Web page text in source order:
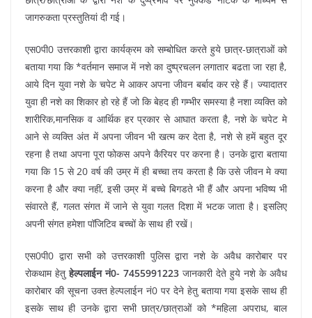
जागरुकता प्रस्तुतियां दी गई।
एस0पी0 उत्तरकाशी द्वारा कार्यक्रम को सम्बोधित करते हुये छात्र-छात्राओं को
बताया गया कि *वर्तमान समाज में नशे का दुष्प्रचलन लगातार बढता जा रहा है,
आये दिन युवा नशे के चपेट मे आकर अपना जीवन बर्बाद कर रहे हैं। ज्यादातर
युवा ही नशे का शिकार हो रहे हैं जो कि बेहद ही गम्भीर समस्या है नशा व्यक्ति को
शारीरिक,मानसिक व आर्थिक हर प्रकार से आघात करता है, नशे के चपेट मे
आने से व्यक्ति अंत में अपना जीवन भी खत्म कर देता है, नशे से हमें बहुत दूर
रहना है तथा अपना पूरा फोकस अपने कैरियर पर करना है। उनके द्वारा बताया
गया कि 15 से 20 वर्ष की उम्र में ही बच्चा तय करता है कि उसे जीवन मे क्या
करना है और क्या नहीं, इसी उम्र में बच्चे बिगडते भी हैं और अपना भविष्य भी
संवारते हैं, गलत संगत में जाने से युवा गलत दिशा में भटक जाता है। इसलिए
अपनी संगत हमेशा पॉजिटिव बच्चों के साथ ही रखें।
एस0पी0 द्वारा सभी को उत्तरकाशी पुलिस द्वारा नशे के अवैध कारोबार पर
रोकथाम हेतुहेल्पलाईन नं0- 7455991223 जानकारी देते हुये नशे के अवैध
कारोबार की सूचना उक्त हेल्पलाईन नं0 पर देने हेतु बताया गया इसके साथ ही
इसके साथ ही उनके द्वारा सभी छात्र/छात्राओं को *महिला अपराध, बाल